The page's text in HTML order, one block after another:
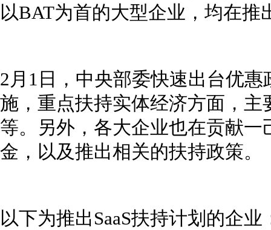
以BAT为首的大型企业，均在推
2月1日，中央部委快速出台优
施，重点扶持实体经济方面，
等。另外，各大企业也在贡献
金，以及推出相关的扶持政策。
以下为推出SaaS扶持计划的企业